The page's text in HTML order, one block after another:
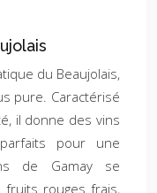
du Beaujolais,
pure. Caractérisé
il donne des vins
pour une
de Gamay se
rouges frais,